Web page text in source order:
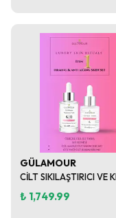
GÜLAMOUR
₺ 1,749.99